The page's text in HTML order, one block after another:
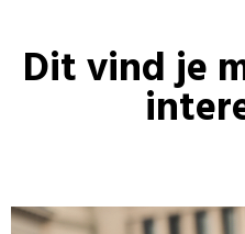
Dit vind je